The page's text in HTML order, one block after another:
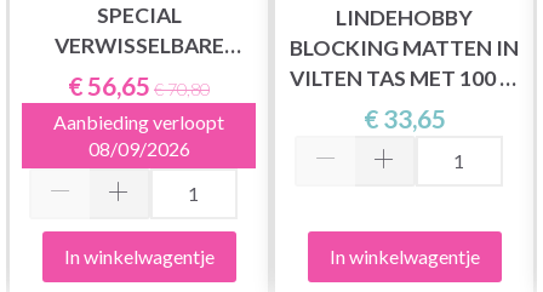
SPECIAL
VERWISSELBARE
RONDBREINAALDEN
SET, DELUXE, 10 CM
€ 56,65 € 70,80
Aanbieding verloopt
08/09/2026
In winkelwagentje
LINDEHOBBY
BLOCKING MATTEN IN
VILTEN TAS MET 100 T-
PINNEN, ROZE
€ 33,65
In winkelwagentje